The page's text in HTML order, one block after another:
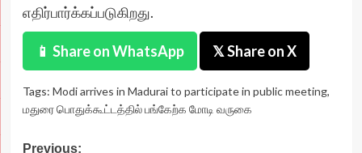
எதிர்பார்க்கப்படுகிறது.
📱 Share on WhatsApp 𝕏 Share on X
Tags: Modi arrives in Madurai to participate in public meeting,
மதுரை பொதுக்கூட்டத்தில் பங்கேற்க மோடி வருகை
Previous: